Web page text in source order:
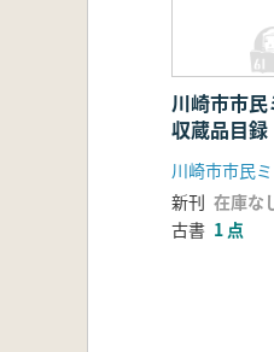
川崎市市
収蔵品目
第5集
川崎市市民
新刊 在庫な
古書 1 点